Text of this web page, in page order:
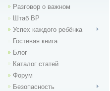
Разговор о важном
Штаб ВР
Успех каждого ребёнка
Гостевая книга
Блог
Каталог статей
Форум
Безопасность